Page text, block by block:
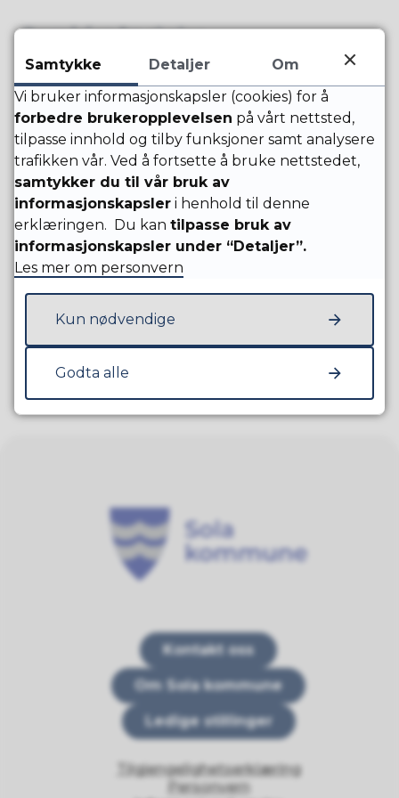
Permisjon fra skolen
Fant du det du lette etter?
Kontakt oss
Om Sola kommune
Ledige stillinger
Tilgjengelighetserklæring
Personvern
Samtykke Detaljer
Om
Vi bruker informasjonskapsler (cookies) for å
forbedre brukeropplevelsen på vårt nettsted,
tilpasse innhold og tilby funksjoner samt analysere
trafikken vår. Ved å fortsette å bruke nettstedet,
samtykker du til vår bruk av
informasjonskapsler i henhold til denne
erklæringen. Du kan tilpasse bruk av
informasjonskapsler under “Detaljer”.
Les mer om personvern
Kun nødvendige
Godta alle